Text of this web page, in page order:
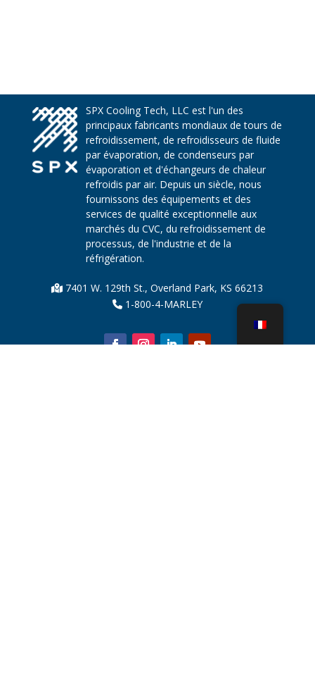
SPX Cooling Tech, LLC est l'un des
principaux fabricants mondiaux de tours de
refroidissement, de refroidisseurs de fluide
par évaporation, de condenseurs par
évaporation et d'échangeurs de chaleur
refroidis par air. Depuis un siècle, nous
fournissons des équipements et des
services de qualité exceptionnelle aux
marchés du CVC, du refroidissement de
processus, de l'industrie et de la
réfrigération.
7401 W. 129th St., Overland Park, KS 66213
1-800-4-MARLEY